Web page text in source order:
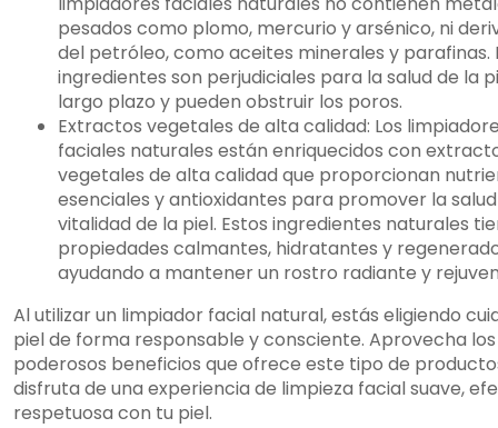
pesados como plomo, mercurio y arsénico, ni
del petróleo, como aceites minerales y parafinas.
ingredientes son perjudiciales para la salud de la
largo plazo y pueden obstruir los poros.
Extractos vegetales de alta calidad: Los
faciales naturales están enriquecidos con
vegetales de alta calidad que proporcionan
esenciales y antioxidantes para promover la
vitalidad de la piel. Estos ingredientes naturales
propiedades calmantes, hidratantes y
ayudando a mantener un rostro radiante y
Al utilizar un limpiador facial natural, estás eligiendo
piel de forma responsable y consciente. Aprovecha los
poderosos beneficios que ofrece este tipo de
disfruta de una experiencia de limpieza facial suave,
respetuosa con tu piel.